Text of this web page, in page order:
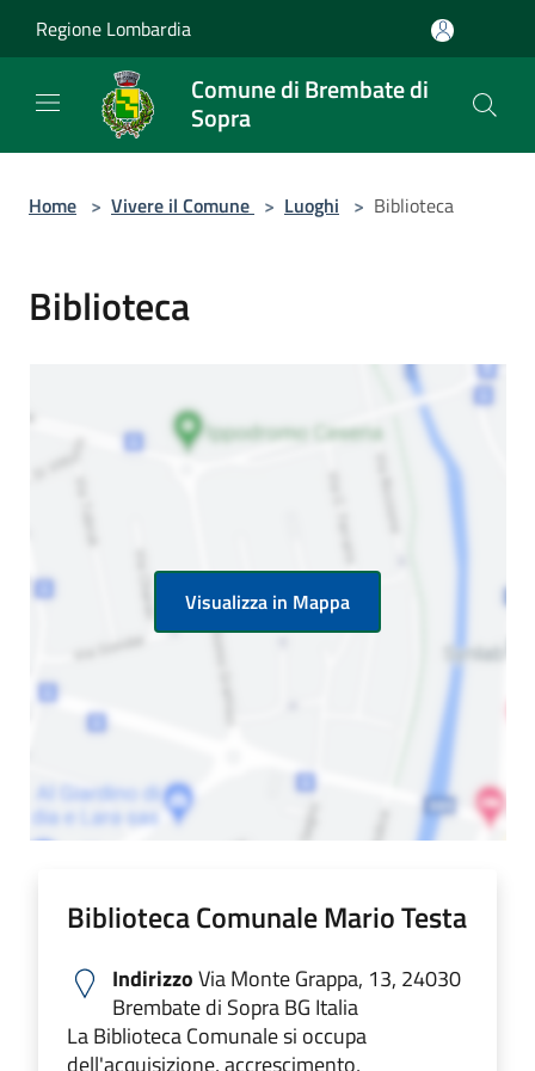
Regione Lombardia
Comune di Brembate di
Sopra
Home > Vivere il Comune > Luoghi > Biblioteca
Biblioteca
Visualizza in Mappa
Biblioteca Comunale Mario Testa
IndirizzoVia Monte Grappa, 13, 24030
Brembate di Sopra BG Italia
La Biblioteca Comunale si occupa
dell'acquisizione, accrescimento,